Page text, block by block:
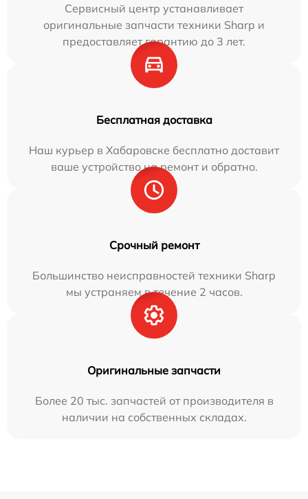
Сервисный центр устанавливает
оригинальные запчасти техники Sharp и
предоставляет гарантию до 3 лет.
Бесплатная доставка
Наш курьер в Хабаровске бесплатно доставит
ваше устройство на ремонт и обратно.
Срочный ремонт
Большинство неисправностей техники Sharp
мы устраняем в течение 2 часов.
Оригинальные запчасти
Более 20 тыс. запчастей от производителя в
наличии на собственных складах.